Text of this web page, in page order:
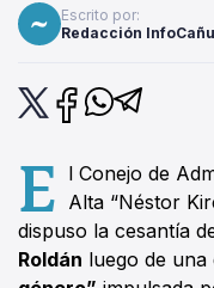
Escrito por:
Redacción
E l Conejo de
Alta “Néstor
dispuso la cesantía
Roldán luego de